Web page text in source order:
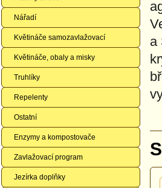
Nářadí
Květináče samozavlažovací
Květináče, obaly a misky
Truhlíky
Repelenty
Ostatní
Enzymy a kompostovače
Zavlažovací program
Jezírka doplňky
a